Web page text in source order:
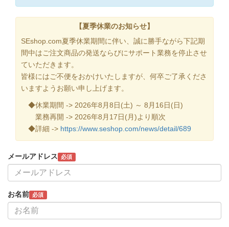
【夏季休業のお知らせ】
SEshop.com夏季休業期間に伴い、誠に勝手ながら下記期
間中はご注文商品の発送ならびにサポート業務を停止させ
ていただきます。
皆様にはご不便をおかけいたしますが、何卒ご了承くださ
いますようお願い申し上げます。
◆休業期間 -> 2026年8月8日(土) ～ 8月16日(日)
業務再開 -> 2026年8月17日(月)より順次
◆詳細 -> https://www.seshop.com/news/detail/689
メールアドレス 必須
お名前 必須